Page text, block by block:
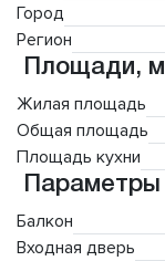
Город
Регион
Площади, м
Жилая площадь
Общая площадь
Площадь кухни
Параметры
Балкон
Входная дверь